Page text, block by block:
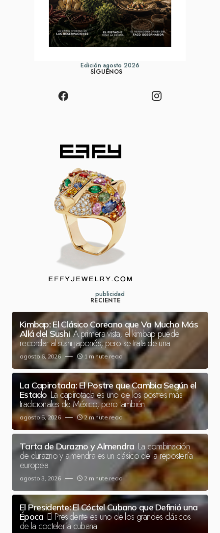
Edición agosto 2026
SÍGUENOS
publicidad
RECIENTE
Kimbap: El Clásico Coreano que Va Mucho Más
Allá del Sushi A primera vista, el kimbap puede
recordar al sushi japonés, pero se trata de una
agosto 6, 2026 1 minute read
La Capirotada: El Postre que Cambia Según el
Estado La capirotada es uno de los postres más
tradicionales de México, pero también
agosto 5, 2026 2 minute read
Tarta de Durazno y Almendra La combinación
de durazno y almendra es un clásico de la repostería
europea
agosto 3, 2026 2 minute read
El Presidente: El Cóctel Cubano que Definió una
Época El Presidente es uno de los grandes clásicos
de la coctelería cubana